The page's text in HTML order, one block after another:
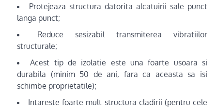
Protejeaza structura datorita alcatuirii sale punct
langa punct;
Reduce sesizabil transmiterea vibratiilor
structurale;
Acest tip de izolatie este una foarte usoara si
durabila (minim 50 de ani, fara ca aceasta sa isi
schimbe proprietatile);
Intareste foarte mult structura cladirii (pentru cele